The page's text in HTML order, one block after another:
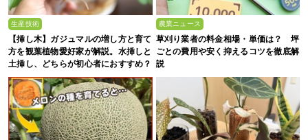
生産技術
【挿し木】ガジュマルの増し方と育て
方を観葉植物愛好家が解説。水挿しと
土挿し、どちらが初心者におすすめ？
農業ニュース
草刈り業者の料金相場・単価は？ 坪
ごとの費用や安く抑えるコツを徹底解
説